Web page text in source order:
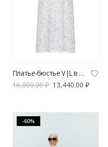
Платье-бюстье V|L в горох
16,800.00₽ 13,440.00 ₽
-60%